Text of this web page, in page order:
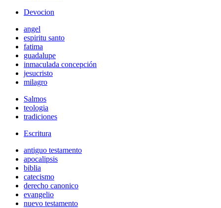
Devocion
angel
espiritu santo
fatima
guadalupe
inmaculada concepción
jesucristo
milagro
Salmos
teologia
tradiciones
Escritura
antiguo testamento
apocalipsis
biblia
catecismo
derecho canonico
evangelio
nuevo testamento